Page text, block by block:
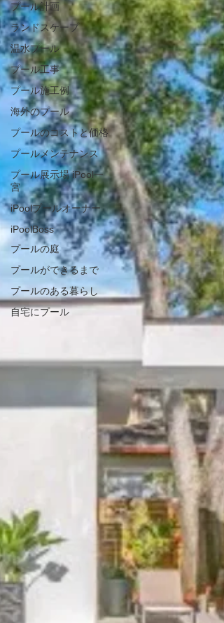
プール計画
ランドスケープ
温水プール
プール工事
プール施工例
海外のプール
プールのコストと価格
プールメンテナンス
プール展示場 iPool一
宮
iPoolプールオーナー
iPoolBoss
プールの庭
プールができるまで
プールのある暮らし
自宅にプール